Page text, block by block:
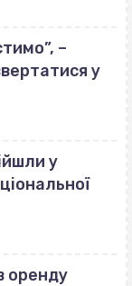
–
у
у
оренду